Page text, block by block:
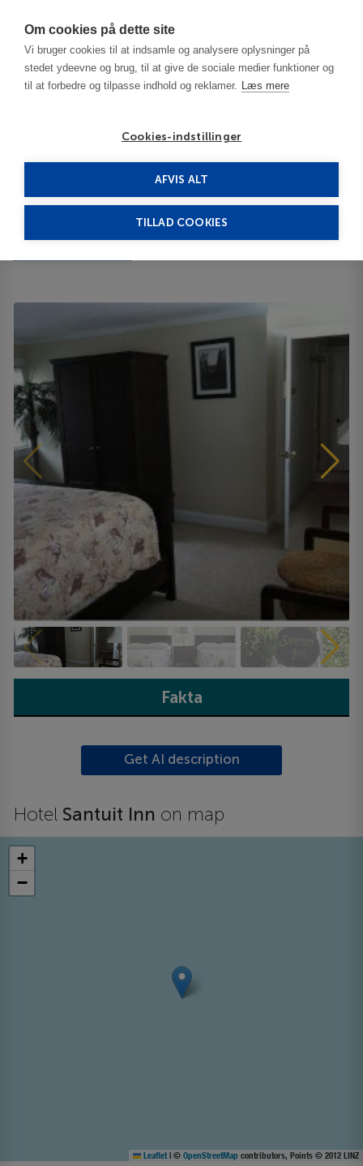
Om cookies på dette site
Vi bruger cookies til at indsamle og analysere oplysninger på
stedet ydeevne og brug, til at give de sociale medier funktioner og
til at forbedre og tilpasse indhold og reklamer. Læs mere
Cookies-indstillinger
AFVIS ALT
TILLAD COOKIES
Cape Cod - MA
Fakta
Get AI description
Hotel Santuit Inn on map
+
−
Leaflet | © OpenStreetMap contributors, Points © 2012 LINZ